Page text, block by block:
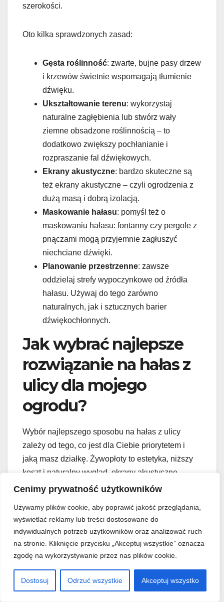
Cenimy prywatność użytkowników
Używamy plików cookie, aby poprawić jakość przeglądania,
wyświetlać reklamy lub treści dostosowane do
indywidualnych potrzeb użytkowników oraz analizować ruch
na stronie. Kliknięcie przycisku „Akceptuj wszystkie” oznacza
zgodę na wykorzystywanie przez nas plików cookie.
Dostosuj Odrzuć wszystkie Akceptuj wszystko
szerokości.
Oto kilka sprawdzonych zasad:
Gęsta roślinność: zwarte, bujne pasy drzew
i krzewów świetnie wspomagają tłumienie
dźwięku.
Ukształtowanie terenu: wykorzystaj
naturalne zagłębienia lub stwórz wały
ziemne obsadzone roślinnością – to
dodatkowo zwiększy pochłanianie i
rozpraszanie fal dźwiękowych.
Ekrany akustyczne: bardzo skuteczne są
też ekrany akustyczne – czyli ogrodzenia z
dużą masą i dobrą izolacją.
Maskowanie hałasu: pomyśl też o
maskowaniu hałasu: fontanny czy pergole z
pnączami mogą przyjemnie zagłuszyć
niechciane dźwięki.
Planowanie przestrzenne: zawsze
oddzielaj strefy wypoczynkowe od źródła
hałasu. Używaj do tego zarówno
naturalnych, jak i sztucznych barier
dźwiękochłonnych.
Jak wybrać najlepsze
rozwiązanie na hałas z
ulicy dla mojego
ogrodu?
Wybór najlepszego sposobu na hałas z ulicy
zależy od tego, co jest dla Ciebie priorytetem i
jaką masz działkę. Żywopłoty to estetyka, niższy
koszt i naturalny wygląd, ekrany akustyczne –
szybki i maksymalny efekt wyciszenia. Zastanów
Jeżeli potrzebujesz szybkiego i najmocniejszego
efektu, ekrany akustyczne, zwłaszcza te mieszane
albo betonowe, będą strzałem w dziesiątkę. Jeśli
zależy Ci na naturalnym wyglądzie i wolisz
stopniowo poprawiać komfort akustyczny, postaw